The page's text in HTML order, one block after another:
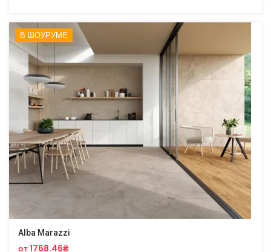
В ШОУРУМЕ
Alba Marazzi
от 1768.46₴